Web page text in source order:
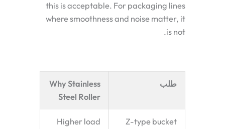
this is acceptable. For packaging lines
where smoothness and noise matter, it
is not.
طلب
Why Stainless
Steel Roller
Z-type bucket
Higher load